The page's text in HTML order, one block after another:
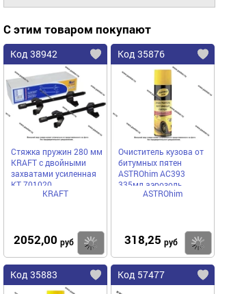
С этим товаром покупают
Код 38942
Стяжка пружин 280 мм
KRAFT с двойными
захватами усиленная
KT 701020
KRAFT
2052,00 руб Купить
Код 35876
Очиститель кузова от
битумных пятен
ASTROhim AC393
335мл аэрозоль
ASTROhim
318,25 руб
Код 35883 Код 57477